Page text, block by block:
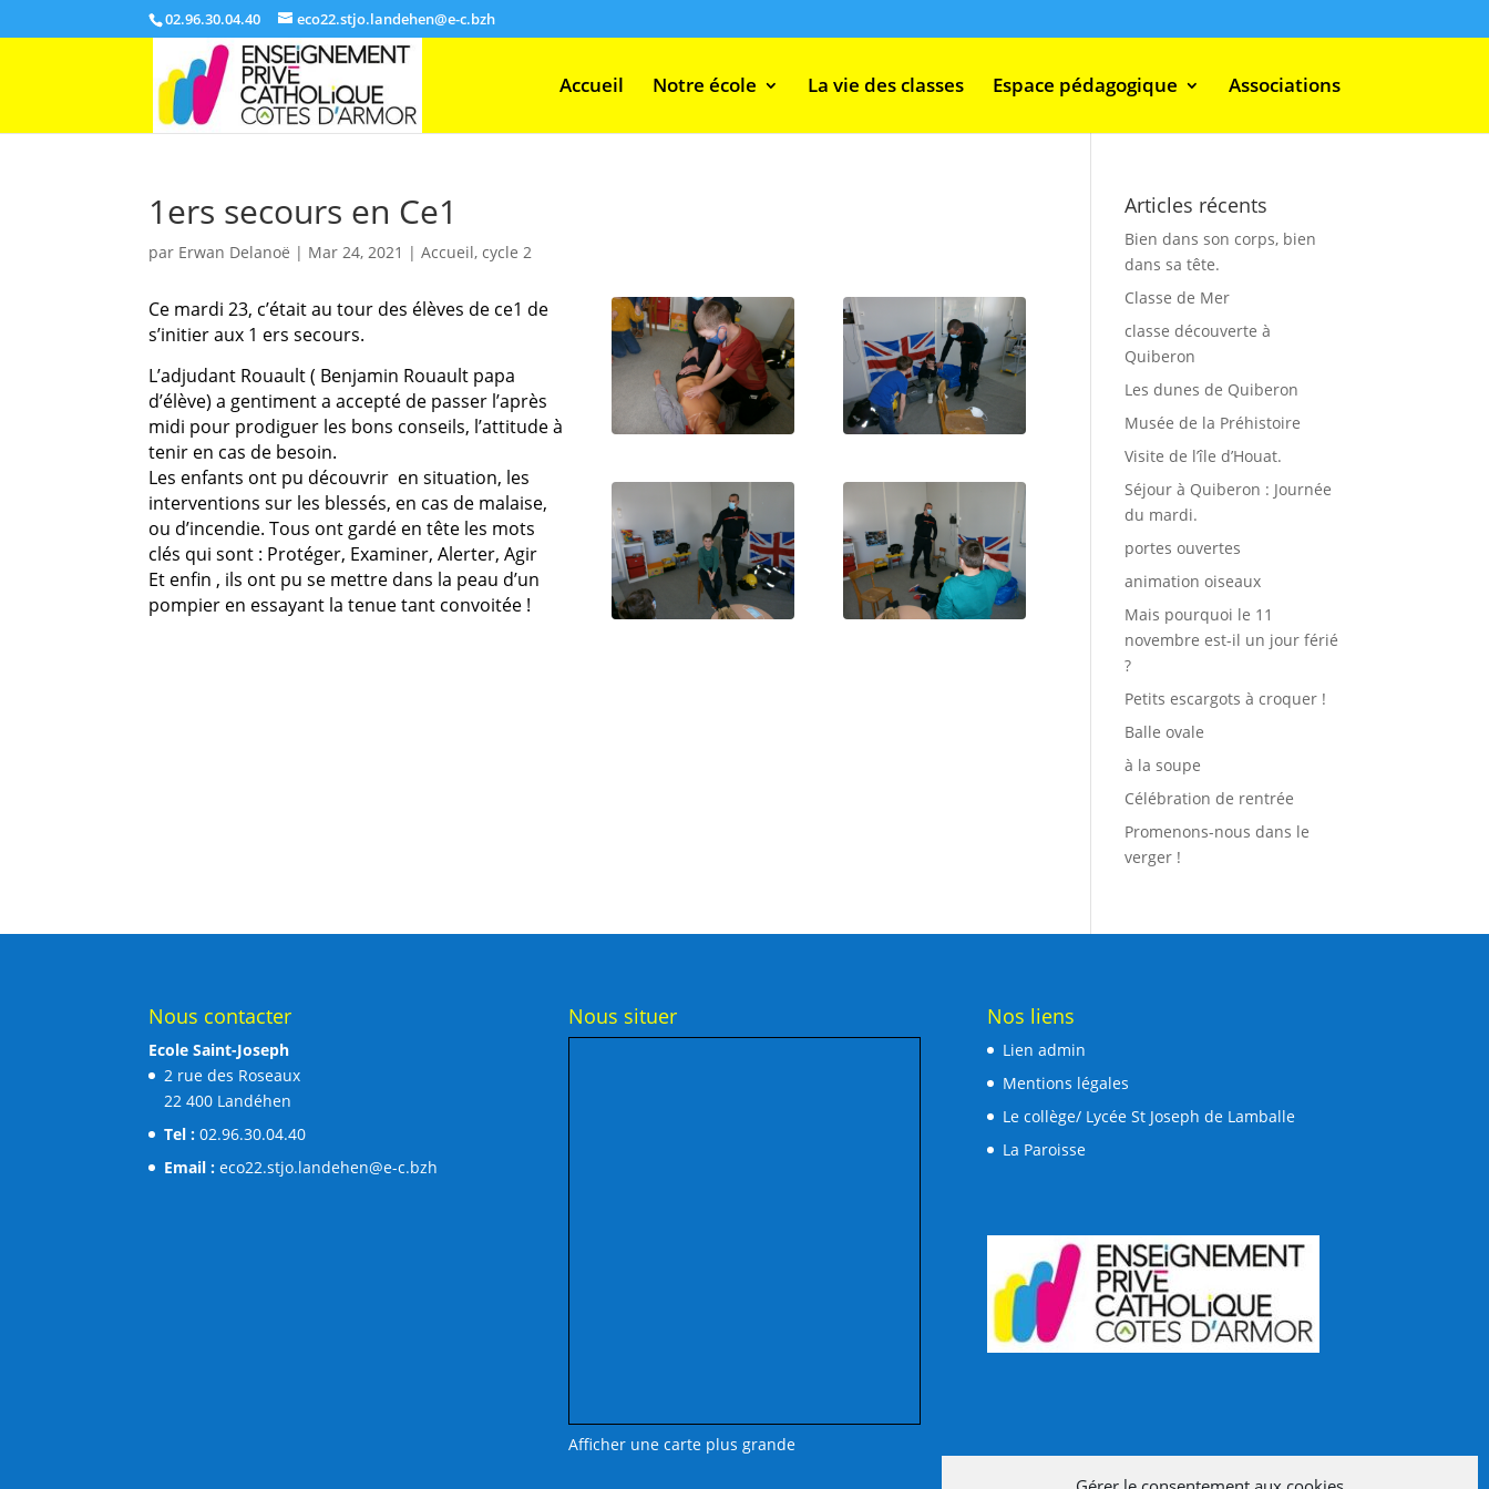
02.96.30.04.40 eco22.stjo.landehen@e-c.bzh
Accueil Notre école La vie des classes Espace pédagogique Associations
1ers secours en Ce1
par Erwan Delanoë | Mar 24, 2021 |Accueil,cycle 2
Ce mardi 23, c’était au tour des élèves de ce1 de
s’initier aux 1 ers secours.
L’adjudant Rouault ( Benjamin Rouault papa
d’élève) a gentiment a accepté de passer l’après
midi pour prodiguer les bons conseils, l’attitude à
tenir en cas de besoin.
Les enfants ont pu découvrir en situation, les
interventions sur les blessés, en cas de malaise,
ou d’incendie.Tous ont gardé en tête les mots
clés qui sont : Protéger, Examiner, Alerter, Agir
Et enfin , ils ont pu se mettre dans la peau d’un
pompier en essayant la tenue tant convoitée !
Articles récents
Bien dans son corps, bien
dans sa tête.
Classe de Mer
classe découverte à
Quiberon
Les dunes de Quiberon
Musée de la Préhistoire
Visite de l’île d’Houat.
Séjour à Quiberon : Journée
du mardi.
portes ouvertes
animation oiseaux
Mais pourquoi le 11
novembre est-il un jour férié
?
Petits escargots à croquer !
Balle ovale
à la soupe
Célébration de rentrée
Promenons-nous dans le
verger !
Nous contacter
Ecole Saint-Joseph
2 rue des Roseaux
22 400 Landéhen
Tel : 02.96.30.04.40
Email : eco22.stjo.landehen@e-c.bzh
Nous situer
Afficher une carte plus grande
Nos liens
Lien admin
Mentions légales
Le collège/ Lycée St Joseph de Lamballe
La Paroisse